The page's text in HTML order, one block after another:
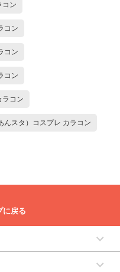
コン
コン
コン
コン
ラコン
んスタ）コスプレ カラコン
に戻る